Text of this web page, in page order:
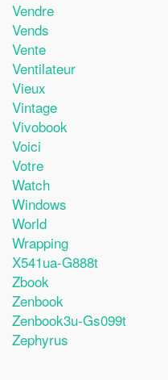
Vendre
Vends
Vente
Ventilateur
Vieux
Vintage
Vivobook
Voici
Votre
Watch
Windows
World
Wrapping
X541ua-G888t
Zbook
Zenbook
Zenbook3u-Gs099t
Zephyrus